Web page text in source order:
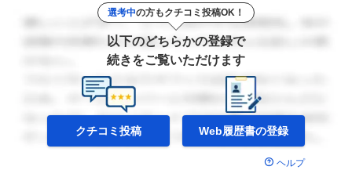
選考中の方もクチコミ投稿OK！
以下のどちらかの登録で
続きをご覧いただけます
クチコミ投稿 Web履歴書の登録
ヘルプ